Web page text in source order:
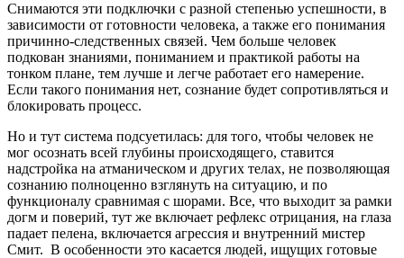
Снимаются эти подключки с разной степенью успешности, в
зависимости от готовности человека, а также его понимания
причинно-следственных связей. Чем больше человек
подкован знаниями, пониманием и практикой работы на
тонком плане, тем лучше и легче работает его намерение.
Если такого понимания нет, сознание будет сопротивляться и
блокировать процесс.
Но и тут система подсуетилась: для того, чтобы человек не
мог осознать всей глубины происходящего, ставится
надстройка на атманическом и других телах, не позволяющая
сознанию полноценно взглянуть на ситуацию, и по
функционалу сравнимая с шорами. Все, что выходит за рамки
догм и поверий, тут же включает рефлекс отрицания, на глаза
падает пелена, включается агрессия и внутренний мистер
Смит. В особенности это касается людей, ищущих готовые